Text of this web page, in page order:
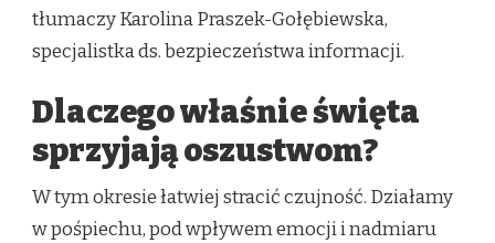
tłumaczy Karolina Praszek-Gołębiewska,
specjalistka ds. bezpieczeństwa informacji.
Dlaczego właśnie święta
sprzyjają oszustwom?
W tym okresie łatwiej stracić czujność. Działamy
w pośpiechu, pod wpływem emocji i nadmiaru